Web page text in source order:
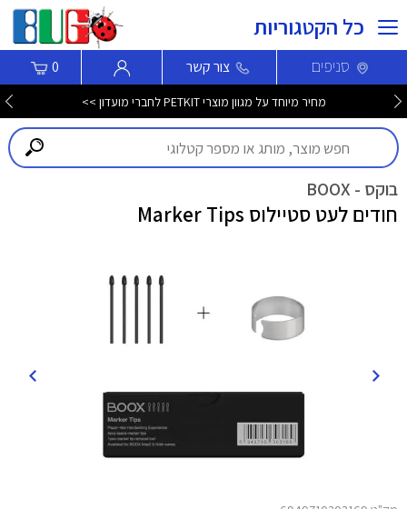
כל הקטגוריות
סניפים צור קשר 0
מחיר מיוחד על מגוון מוצרי PETKIT לחברי מועדון >>
בוקס - BOOX
חודים לעט סטיילוס Marker Tips